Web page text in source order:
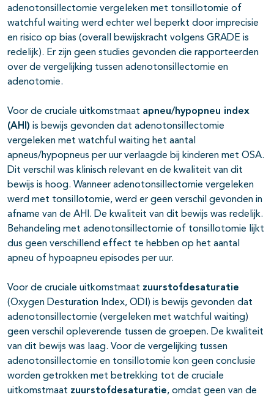
adenotonsillectomie vergeleken met tonsillotomie of
watchful waiting werd echter wel beperkt door imprecisie
en risico op bias (overall bewijskracht volgens GRADE is
redelijk). Er zijn geen studies gevonden die rapporteerden
over de vergelijking tussen adenotonsillectomie en
adenotomie.
Voor de cruciale uitkomstmaat apneu/hypopneu index
(AHI) is bewijs gevonden dat adenotonsillectomie
vergeleken met watchful waiting het aantal
apneus/hypopneus per uur verlaagde bij kinderen met OSA.
Dit verschil was klinisch relevant en de kwaliteit van dit
bewijs is hoog. Wanneer adenotonsillectomie vergeleken
werd met tonsillotomie, werd er geen verschil gevonden in
afname van de AHI. De kwaliteit van dit bewijs was redelijk.
Behandeling met adenotonsillectomie of tonsillotomie lijkt
dus geen verschillend effect te hebben op het aantal
apneu of hypoapneu episodes per uur.
Voor de cruciale uitkomstmaat zuurstofdesaturatie
(Oxygen Desturation Index, ODI) is bewijs gevonden dat
adenotonsillectomie (vergeleken met watchful waiting)
geen verschil opleverende tussen de groepen. De kwaliteit
van dit bewijs was laag. Voor de vergelijking tussen
adenotonsillectomie en tonsillotomie kon geen conclusie
worden getrokken met betrekking tot de cruciale
uitkomstmaat zuurstofdesaturatie, omdat geen van de